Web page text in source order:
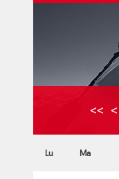
<< <
Lu Ma